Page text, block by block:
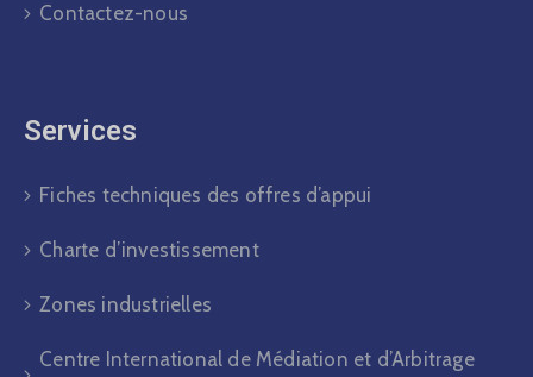
Contactez-nous
Services
Fiches techniques des offres d’appui
Charte d’investissement
Zones industrielles
Centre International de Médiation et d’Arbitrage